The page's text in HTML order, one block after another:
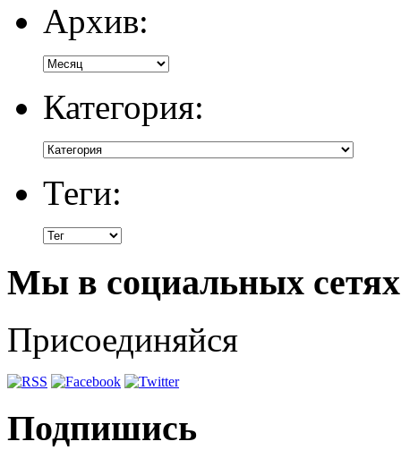
Архив:
Категория:
Теги:
Мы в социальных сетях
Присоединяйся
Подпишись